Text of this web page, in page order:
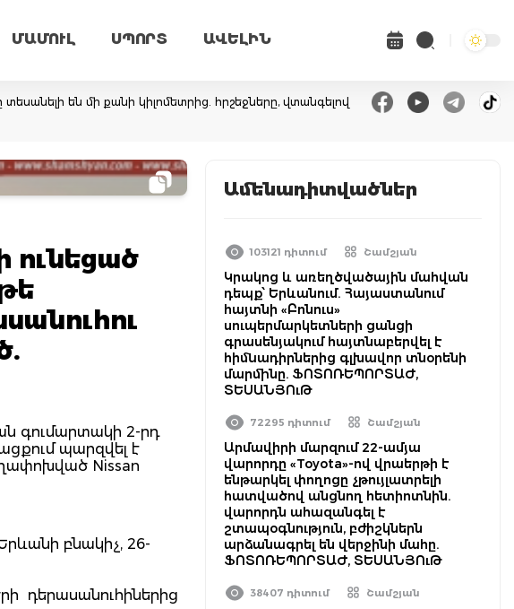
ՄԱՄՈՒԼ ՍՊՈՐՏ ԱՎԵԼԻՆ
են մի քանի կիլոմետրից. հրշեջները, վտանգելով
ունեցած
գումարտակի 2-րդ
պարզվել է
Nissan
բնակիչ, 26-
դերասանուհիներից
Ամենադիտվածներ
103121 դիտում Շամշյան
Կրակոց և առեղծվածային մահվան
դեպք՝ Երևանում. Հայաստանում
հայտնի «Բոնուս»
սուպերմարկետների ցանցի
գրասենյակում հայտնաբերվել է
հիմնադիրներից գլխավոր տնօրենի
մարմինը. ՖՈՏՈՌԵՊՈՐՏԱԺ,
ՏԵՍԱՆՅՈւԹ
72295 դիտում Շամշյան
Արմավիրի մարզում 22-ամյա
վարորդը «Toyota»-ով վրաերթի է
ենթարկել փողոցը չթույլատրելի
հատվածով անցնող հետիոտնին.
վարորդն ահազանգել է
շտապօգնություն, բժիշկներն
արձանագրել են վերջինի մահը.
ՖՈՏՈՌԵՊՈՐՏԱԺ, ՏԵՍԱՆՅՈւԹ
38407 դիտում Շամշյան